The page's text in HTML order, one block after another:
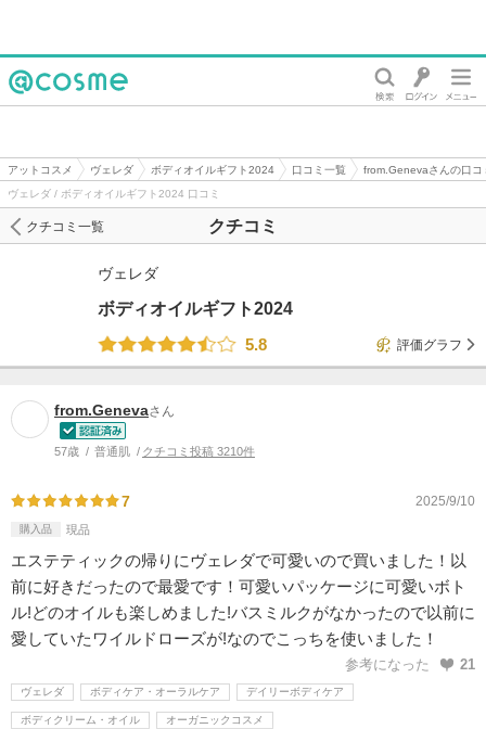
アットコスメ ヴェレダ ボディオイルギフト2024 口コミ一覧
from.Genevaさんの口コ
ヴェレダ / ボディオイルギフト2024 口コミ
クチコミ
クチコミ一覧
ヴェレダ
ボディオイルギフト2024
5.8
評価グラフ
from.Genevaさん
57歳 普通肌 クチコミ投稿 3210件
7 2025/9/10
購入品 現品
エステティックの帰りにヴェレダで可愛いので買いました！以
前に好きだったので最愛です！可愛いパッケージに可愛いボト
ル!どのオイルも楽しめました!バスミルクがなかったので以前に
愛していたワイルドローズが!なのでこっちを使いました！
参考になった 21
ヴェレダ ボディケア・オーラルケア デイリーボディケア
ボディクリーム・オイル オーガニックコスメ